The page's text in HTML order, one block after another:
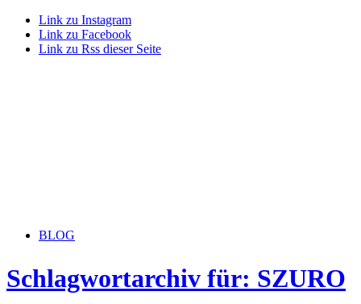
Link zu Instagram
Link zu Facebook
Link zu Rss dieser Seite
BLOG
Schlagwortarchiv für: SZURO